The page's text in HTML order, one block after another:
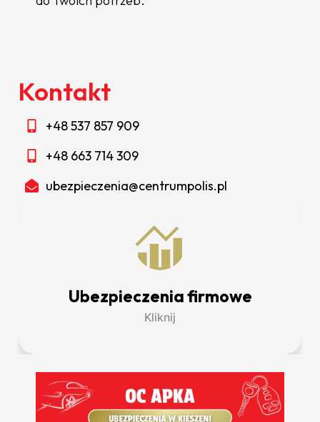
Kontakt
+48 537 857 909
+48 663 714 309
ubezpieczenia@centrumpolis.pl
Ubezpieczenia firmowe
Kliknij